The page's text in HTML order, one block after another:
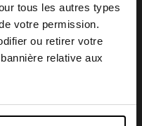
tous les autres types
votre permission.
ou retirer votre
relative aux
pays